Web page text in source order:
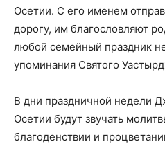
Осетии. С его именем
дорогу, им благословляют
любой семейный праздник
упоминания Святого
В дни праздничной недели
Осетии будут звучать
благоденствии и